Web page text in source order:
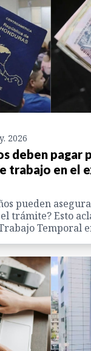
2026
deben pagar
trabajo en el
pueden
trámite? Esto
Temporal